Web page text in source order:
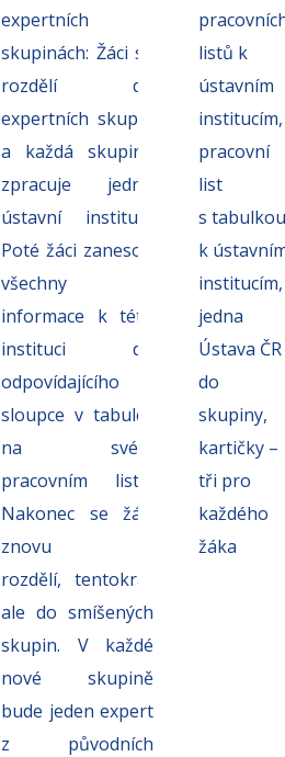
expertních
skupinách: Žáci se
rozdělí do
expertních skupin
a každáskupina
zpracuje jednu
ústavní instituci.
Poté žáci zanesou
všechny
informace k této
institucido
odpovídajícího
sloupce v tabulce
na svém
pracovním listu.
Nakonec se žáci
znovu
rozdělí,tentokrát
ale do smíšených
skupin. V každé
nové skupině
bude jeden expert
z původních
listů k
ústavním
institucím,
pracovní
list
s tabulkou
k
institucím,
jedna
Ústava ČR
do
skupiny,
kartičky –
tři pro
každého
žáka